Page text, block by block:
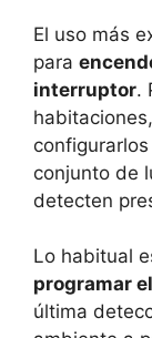
El uso más
para
interruptor.
conjunto de
detecten
Lo habitual
programar
última